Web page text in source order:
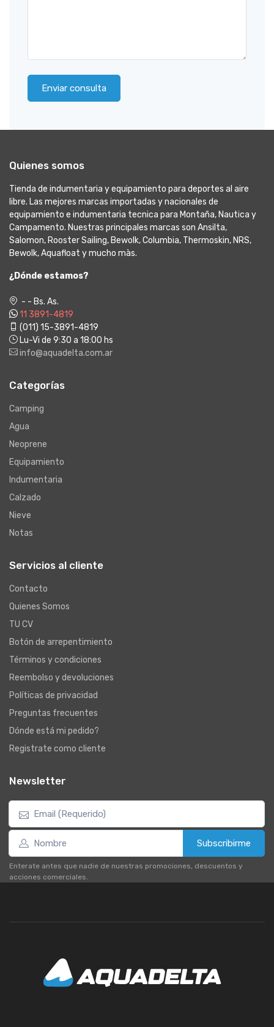
Enviar consulta
Quienes somos
Tienda de indumentaria y equipamiento para deportes al aire
libre. Las mejores marcas importadas y nacionales de
equipamiento e indumentaria tecnica para Montaña, Nautica y
Campamento. Nuestras principales marcas son Ansilta,
Salomon, Rooster Sailing, Bewolk, Columbia, Thermoskin, NRS,
Bewolk, Aquafloat y mucho màs.
¿Dónde estamos?
- - Bs. As.
11 3891-4819
(011) 15-3891-4819
Lu-Vi de 9:30 a 18:00 hs
info@aquadelta.com.ar
Categorías
Camping
Agua
Neoprene
Equipamiento
Indumentaria
Calzado
Nieve
Notas
Servicios al cliente
Contacto
Quienes Somos
TU CV
Botón de arrepentimiento
Términos y condiciones
Reembolso y devoluciones
Políticas de privacidad
Preguntas frecuentes
Dónde está mi pedido?
Registrate como cliente
Newsletter
Subscribirme
Enterate antes que nadie de nuestras promociones, descuentos y
acciones comerciales.